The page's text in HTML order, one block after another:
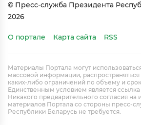
© Пресс-служба Президента
2026
О портале Карта сайта RSS
Материалы Портала могут
массовой информации, распространяться
каких-либо ограничений по объему и
Единственным условием является
Никакого предварительного согласия на
материалов Портала со стороны пресс-
Республики Беларусь не требуется.